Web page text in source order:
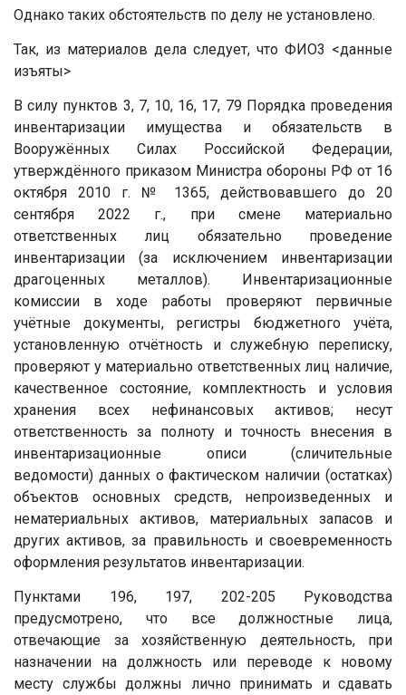
Однако таких обстоятельств по делу не установлено.
Так, из материалов дела следует, что ФИО3 <данные
изъяты>
В силу пунктов 3, 7, 10, 16, 17, 79 Порядка проведения
инвентаризации имущества и обязательств в
Вооружённых Силах Российской Федерации,
утверждённого приказом Министра обороны РФ от 16
октября 2010 г. № 1365, действовавшего до 20
сентября 2022 г., при смене материально
ответственных лиц обязательно проведение
инвентаризации (за исключением инвентаризации
драгоценных металлов). Инвентаризационные
комиссии в ходе работы проверяют первичные
учётные документы, регистры бюджетного учёта,
установленную отчётность и служебную переписку,
проверяют у материально ответственных лиц наличие,
качественное состояние, комплектность и условия
хранения всех нефинансовых активов; несут
ответственность за полноту и точность внесения в
инвентаризационные описи (сличительные
ведомости) данных о фактическом наличии (остатках)
объектов основных средств, непроизведенных и
нематериальных активов, материальных запасов и
других активов, за правильность и своевременность
оформления результатов инвентаризации.
Пунктами 196, 197, 202-205 Руководства
предусмотрено, что все должностные лица,
отвечающие за хозяйственную деятельность, при
назначении на должность или переводе к новому
месту службы должны лично принимать и сдавать